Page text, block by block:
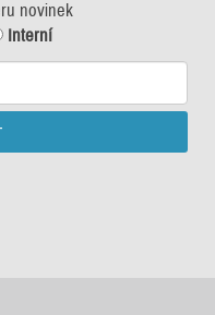
novinek
Interní